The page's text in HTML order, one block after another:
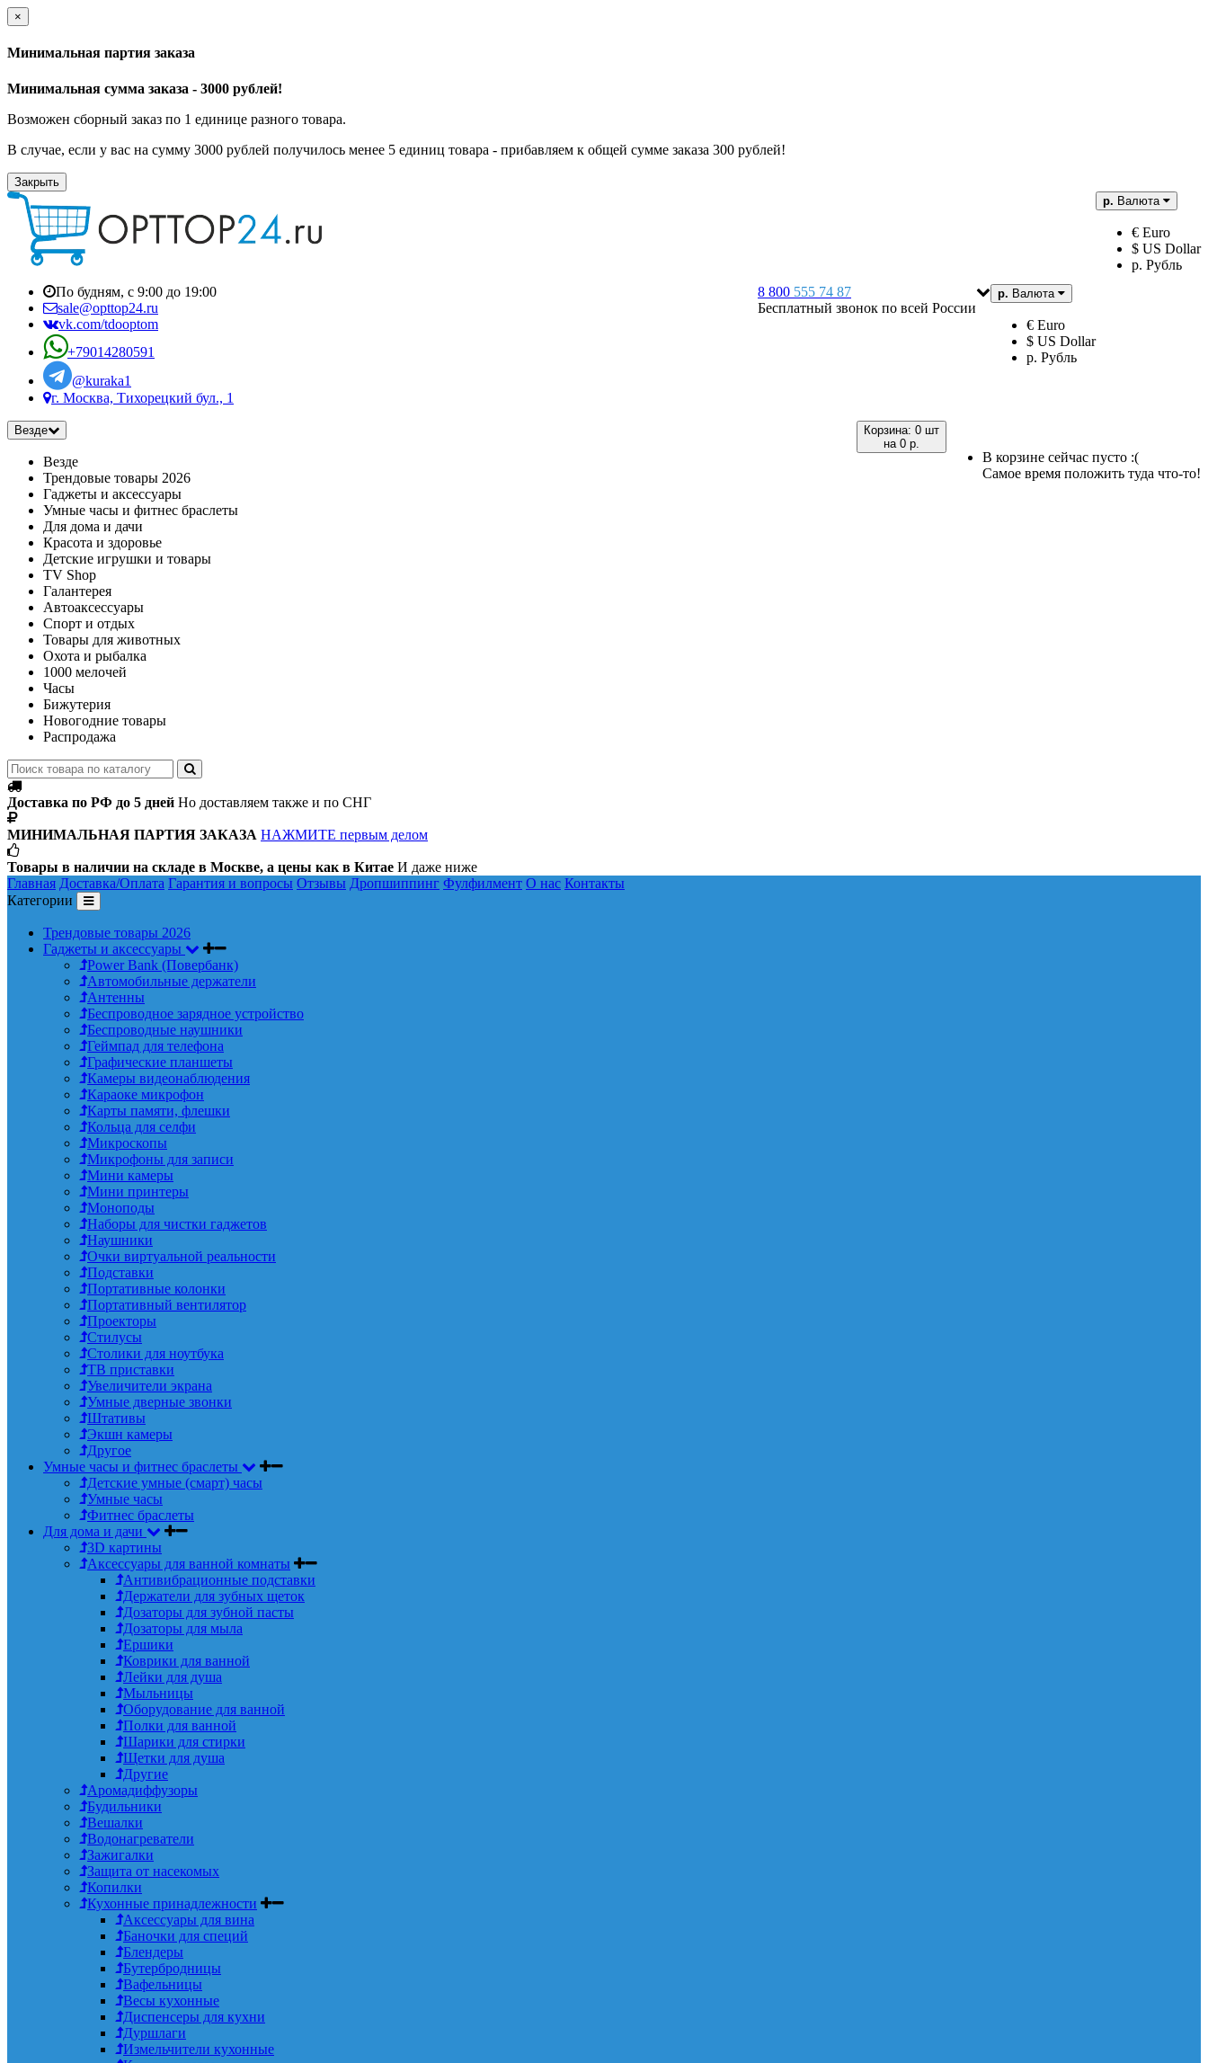
×
Минимальная партия заказа
Минимальная сумма заказа - 3000 рублей!
Возможен сборный заказ по 1 единице разного товара.
В случае, если у вас на сумму 3000 рублей получилось менее 5 единиц товара - прибавляем к общей сумме заказа 300 рублей!
Закрыть
р. Валюта
€ Euro
$ US Dollar
р. Рубль
р. Валюта
€ Euro
$ US Dollar
р. Рубль
8 800 555 74 87
Бесплатный звонок по всей России
По будням, с 9:00 до 19:00
sale@opttop24.ru
vk.com/tdooptom
+79014280591
@kuraka1
г. Москва, Тихорецкий бул., 1
Корзина: 0 шт
на 0 р.
В корзине сейчас пусто :(
Самое время положить туда что-то!
Везде
Везде
Трендовые товары 2026
Гаджеты и аксессуары
Умные часы и фитнес браслеты
Для дома и дачи
Красота и здоровье
Детские игрушки и товары
TV Shop
Галантерея
Автоаксессуары
Спорт и отдых
Товары для животных
Охота и рыбалка
1000 мелочей
Часы
Бижутерия
Новогодние товары
Распродажа
Доставка по РФ до 5 дней Но доставляем также и по СНГ
МИНИМАЛЬНАЯ ПАРТИЯ ЗАКАЗА НАЖМИТЕ первым делом
Товары в наличии на складе в Москве, а цены как в Китае И даже ниже
Главная Доставка/Оплата Гарантия и вопросы Отзывы Дропшиппинг Фулфилмент О нас Контакты
Категории
Трендовые товары 2026
Гаджеты и аксессуары
Power Bank (Повербанк)
Автомобильные держатели
Антенны
Беспроводное зарядное устройство
Беспроводные наушники
Геймпад для телефона
Графические планшеты
Камеры видеонаблюдения
Караоке микрофон
Карты памяти, флешки
Кольца для селфи
Микроскопы
Микрофоны для записи
Мини камеры
Мини принтеры
Моноподы
Наборы для чистки гаджетов
Наушники
Очки виртуальной реальности
Подставки
Портативные колонки
Портативный вентилятор
Проекторы
Стилусы
Столики для ноутбука
ТВ приставки
Увеличители экрана
Умные дверные звонки
Штативы
Экшн камеры
Другое
Умные часы и фитнес браслеты
Детские умные (смарт) часы
Умные часы
Фитнес браслеты
Для дома и дачи
3D картины
Аксессуары для ванной комнаты
Антивибрационные подставки
Держатели для зубных щеток
Дозаторы для зубной пасты
Дозаторы для мыла
Ершики
Коврики для ванной
Лейки для душа
Мыльницы
Оборудование для ванной
Полки для ванной
Шарики для стирки
Щетки для душа
Другие
Аромадиффузоры
Будильники
Вешалки
Водонагреватели
Зажигалки
Защита от насекомых
Копилки
Кухонные принадлежности
Аксессуары для вина
Баночки для специй
Блендеры
Бутербродницы
Вафельницы
Весы кухонные
Диспенсеры для кухни
Дуршлаги
Измельчители кухонные